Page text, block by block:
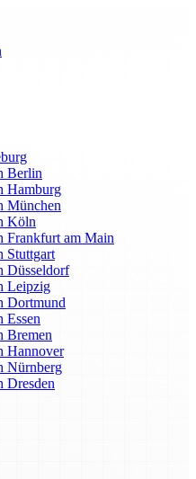
Berlin
Hamburg
München
Köln
Frankfurt am Main
Stuttgart
Düsseldorf
Leipzig
Dortmund
Essen
Bremen
Hannover
Nürnberg
Dresden